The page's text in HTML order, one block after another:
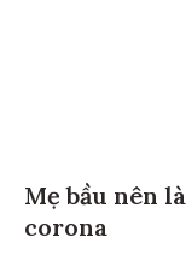
Mẹ bầu nên
corona